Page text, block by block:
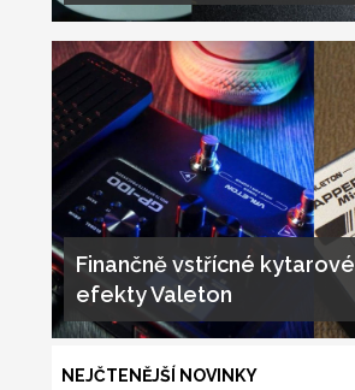
Finančně vstřícné kytarové
efekty Valeton
NEJČTENĚJŠÍ NOVINKY